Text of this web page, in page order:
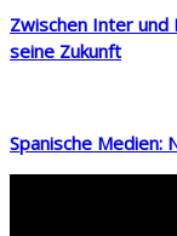
Zwischen Inter und
seine Zukunft
Spanische Medien: